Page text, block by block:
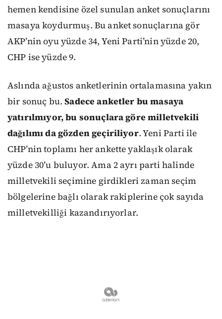
hemen kendisine özel sunulan anket sonuçlarını
masaya koydurmuş. Bu anket sonuçlarına gör
AKP’nin oyu yüzde 34, Yeni Parti’nin yüzde 20,
CHP ise yüzde 9.
Aslında ağustos anketlerinin ortalamasına yakın
bir sonuç bu.Sadece anketler bu masaya
yatırılmıyor, bu sonuçlara göre milletvekili
dağılımı da gözden geçiriliyor. Yeni Parti ile
CHP’nin toplamı her ankette yaklaşık olarak
yüzde 30’u buluyor. Ama 2 ayrı parti halinde
milletvekili seçimine girdikleri zaman seçim
bölgelerine bağlı olarak rakiplerine çok sayıda
milletvekilliği kazandırıyorlar.